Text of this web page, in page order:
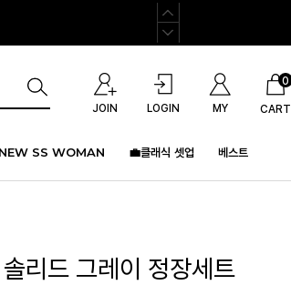
JOIN LOGIN MY CART
0
SS WOMAN 💼클래식 셋업 베스트
리드 그레이 정장세트